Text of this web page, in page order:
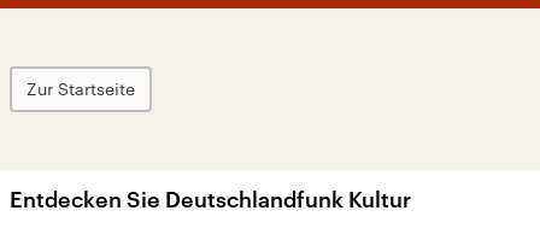
Zur Startseite
Entdecken Sie Deutschlandfunk Kultur